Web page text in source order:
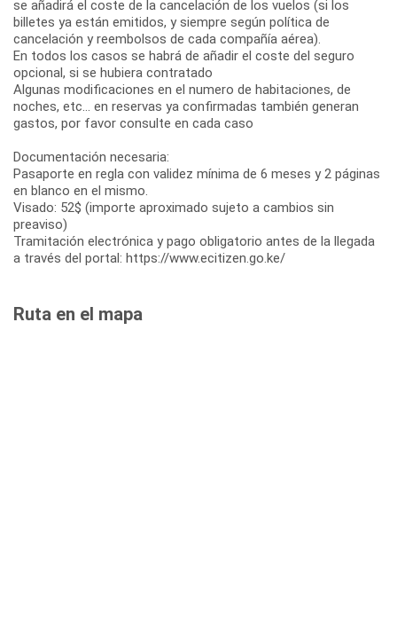
se añadirá el coste de la cancelación de los vuelos (si los
billetes ya están emitidos, y siempre según política de
cancelación y reembolsos de cada compañía aérea).
En todos los casos se habrá de añadir el coste del seguro
opcional, si se hubiera contratado
Algunas modificaciones en el numero de habitaciones, de
noches, etc... en reservas ya confirmadas también generan
gastos, por favor consulte en cada caso
Documentación necesaria:
Pasaporte en regla con validez mínima de 6 meses y 2 páginas
en blanco en el mismo.
Visado: 52$ (importe aproximado sujeto a cambios sin
preaviso)
Tramitación electrónica y pago obligatorio antes de la llegada
a través del portal: https://www.ecitizen.go.ke/
Ruta en el mapa